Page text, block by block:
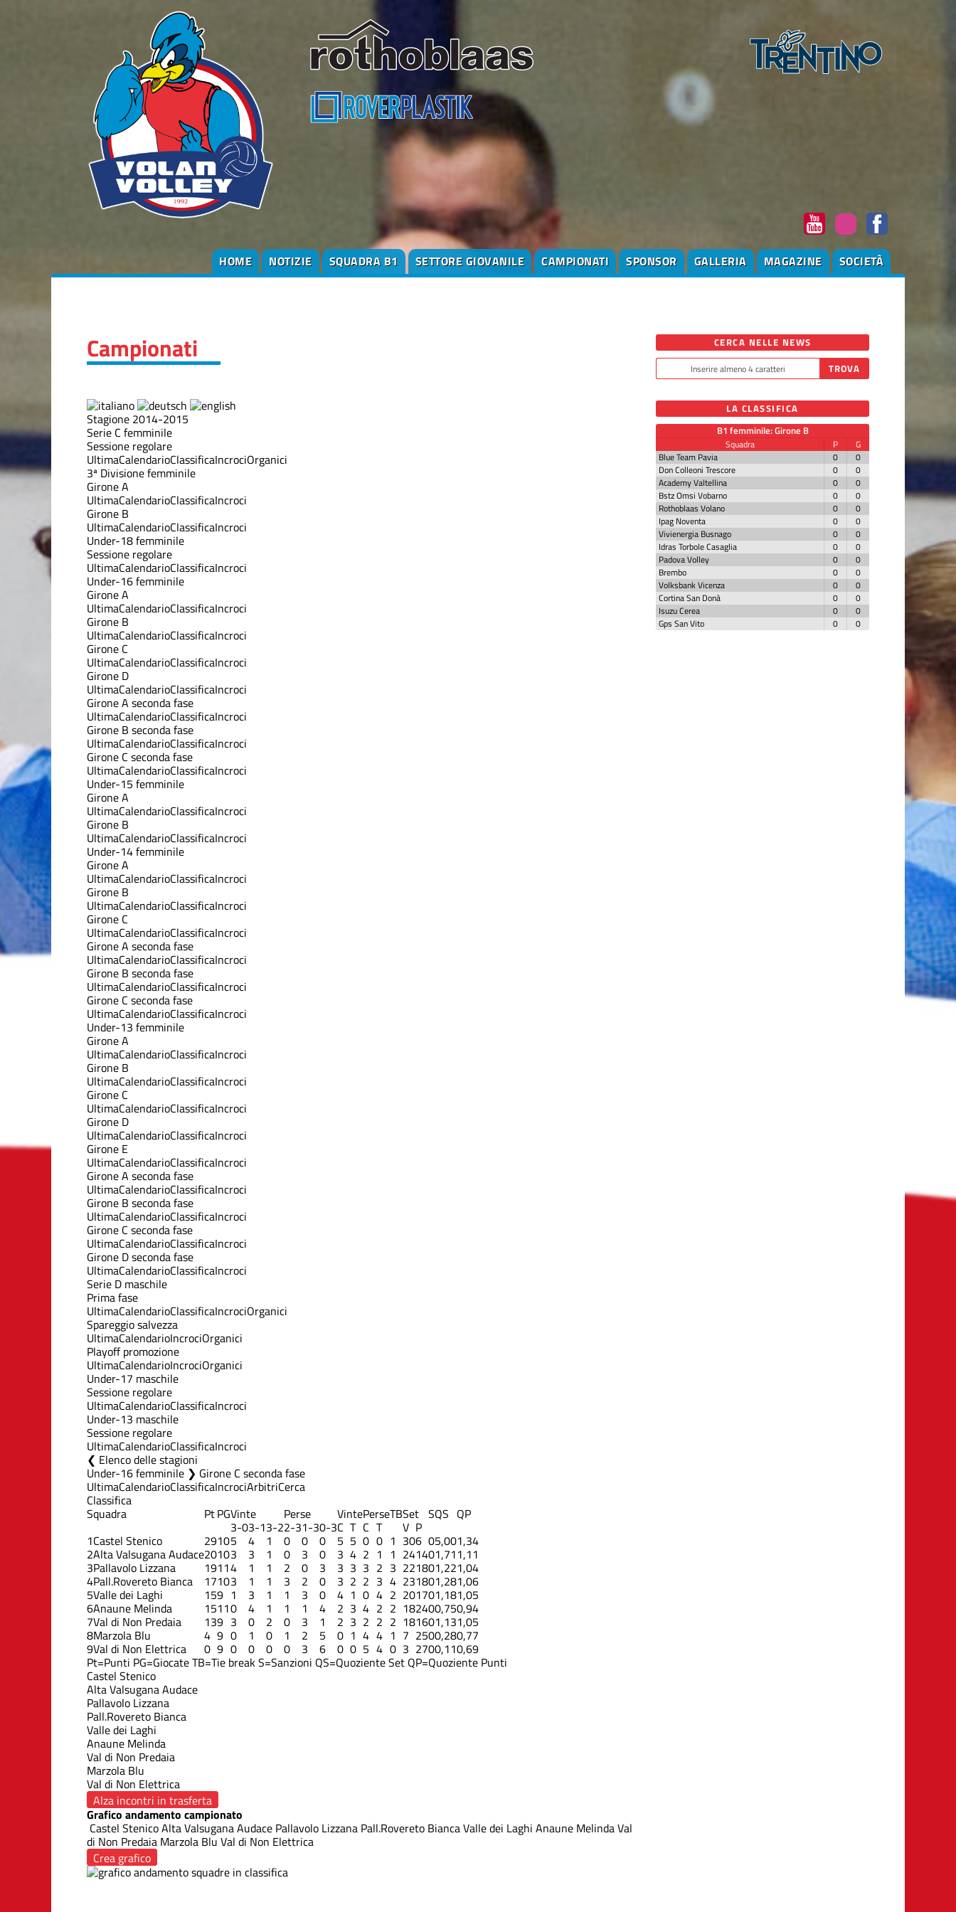
HOME NOTIZIE SQUADRA B1 SETTORE GIOVANILE CAMPIONATI SPONSOR GALLERIA MAGAZINE SOCIETÀ
Campionati
Stagione 2014-2015
Serie C femminile
Sessione regolare
UltimaCalendarioClassificaIncrociOrganici
3ª Divisione femminile
Girone A
UltimaCalendarioClassificaIncroci
Girone B
UltimaCalendarioClassificaIncroci
Under-18 femminile
Sessione regolare
UltimaCalendarioClassificaIncroci
Under-16 femminile
Girone A
UltimaCalendarioClassificaIncroci
Girone B
UltimaCalendarioClassificaIncroci
Girone C
UltimaCalendarioClassificaIncroci
Girone D
UltimaCalendarioClassificaIncroci
Girone A seconda fase
UltimaCalendarioClassificaIncroci
Girone B seconda fase
UltimaCalendarioClassificaIncroci
Girone C seconda fase
UltimaCalendarioClassificaIncroci
Under-15 femminile
Girone A
UltimaCalendarioClassificaIncroci
Girone B
UltimaCalendarioClassificaIncroci
Under-14 femminile
Girone A
UltimaCalendarioClassificaIncroci
Girone B
UltimaCalendarioClassificaIncroci
Girone C
UltimaCalendarioClassificaIncroci
Girone A seconda fase
UltimaCalendarioClassificaIncroci
Girone B seconda fase
UltimaCalendarioClassificaIncroci
Girone C seconda fase
UltimaCalendarioClassificaIncroci
Under-13 femminile
Girone A
UltimaCalendarioClassificaIncroci
Girone B
UltimaCalendarioClassificaIncroci
Girone C
UltimaCalendarioClassificaIncroci
Girone D
UltimaCalendarioClassificaIncroci
Girone E
UltimaCalendarioClassificaIncroci
Girone A seconda fase
UltimaCalendarioClassificaIncroci
Girone B seconda fase
UltimaCalendarioClassificaIncroci
Girone C seconda fase
UltimaCalendarioClassificaIncroci
Girone D seconda fase
UltimaCalendarioClassificaIncroci
Serie D maschile
Prima fase
UltimaCalendarioClassificaIncrociOrganici
Spareggio salvezza
UltimaCalendarioIncrociOrganici
Playoff promozione
UltimaCalendarioIncrociOrganici
Under-17 maschile
Sessione regolare
UltimaCalendarioClassificaIncroci
Under-13 maschile
Sessione regolare
UltimaCalendarioClassificaIncroci
Elenco delle stagioni
Under-16 femminile ❯ Girone C seconda fase
UltimaCalendarioClassificaIncrociArbitriCerca
Classifica
Squadra PtPGVinte Perse VintePerseTBSet SQS QP
3-03-13-22-31-30-3C T C T V P
1Castel Stenico 29105 4 1 0 0 0 5 5 0 0 1 306 05,001,34
2Alta Valsugana Audace20103 3 1 0 3 0 3 4 2 1 1 241401,711,11
3Pallavolo Lizzana 19114 1 1 2 0 3 3 3 3 2 3 221801,221,04
4Pall.Rovereto Bianca 17103 1 1 3 2 0 3 2 2 3 4 231801,281,06
5Valle dei Laghi 159 1 3 1 1 3 0 4 1 0 4 2 201701,181,05
6Anaune Melinda 15110 4 1 1 1 4 2 3 4 2 2 182400,750,94
7Val di Non Predaia 139 3 0 2 0 3 1 2 3 2 2 2 181601,131,05
8Marzola Blu 4 9 0 1 0 1 2 5 0 1 4 4 1 7 2500,280,77
9Val di Non Elettrica 0 9 0 0 0 0 3 6 0 0 5 4 0 3 2700,110,69
Pt=Punti PG=GiocateTB=Tie breakS=Sanzioni QS=Quoziente Set QP=Quoziente Punti
Castel Stenico
Alta Valsugana Audace
Pallavolo Lizzana
Pall.Rovereto Bianca
Valle dei Laghi
Anaune Melinda
Val di Non Predaia
Marzola Blu
Val di Non Elettrica
Alza incontri in trasferta
Grafico andamento campionato
Castel StenicoAlta Valsugana Audace Pallavolo Lizzana Pall.Rovereto BiancaValle dei Laghi Anaune MelindaVal
di Non Predaia Marzola Blu Val di Non Elettrica
Crea grafico
CERCA NELLE NEWS
LA CLASSIFICA
B1 femminile: Girone B
Squadra P
G
Blue Team Pavia
0
0
Don Colleoni Trescore
0
0
Academy Valtellina
0
0
Bstz Omsi Vobarno
0
0
Rothoblaas Volano
0
0
Ipag Noventa
0
0
Vivienergia Busnago
0
0
Idras Torbole Casaglia
0
0
Padova Volley
0
0
Brembo
0
0
Volksbank Vicenza
0
0
Cortina San Donà
0
0
Isuzu Cerea
0
0
Gps San Vito
0 0